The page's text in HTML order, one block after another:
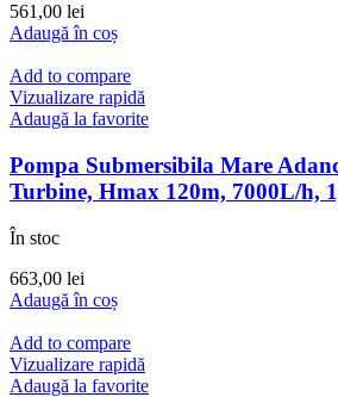
561,00 lei
Adaugă în coș
Add to compare
Vizualizare rapidă
Adaugă la favorite
Pompa Submersibila Mare
Turbine, Hmax 120m, 7000L/h,
În stoc
663,00 lei
Adaugă în coș
Add to compare
Vizualizare rapidă
Adaugă la favorite